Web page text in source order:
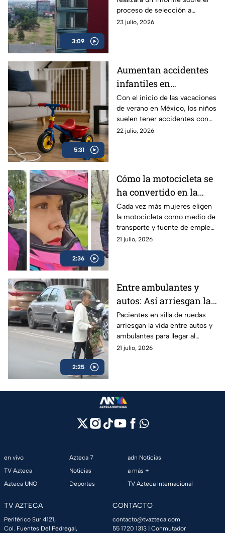
3:09
proceso de selección a
licenciatura, a fin de aclarar el
23 julio, 2026
5:31
Aumentan accidentes
infantiles en
vacaciones: hasta 84
niños se lesionan cada
hora en México | VIDEO
Con el inicio de las vacaciones
de verano en México, los niños
suelen tener accidentes con
mucha más frecuencia, ¿qué
22 julio, 2026
2:36
Cómo la motocicleta se
ha convertido en la
aliada de libertad,
empleo y seguridad
para las mujeres
Cada vez más mujeres eligen
la motocicleta como medio de
transporte y fuente de empleo,
encontrando libertad, ahorro y
21 julio, 2026
2:25
Entre ambulantes y
autos: Así arriesgan la
vida los pacientes con
movilidad limitada del
Hospital Juárez en
GAM
Pacientes en silla de ruedas
arriesgan la vida entre autos y
ambulantes para llegar al
Hospital Juárez; autoridades
21 julio, 2026
en vivo
TV Azteca
Azteca UNO
Azteca 7
Noticias
Deportes
adn Noticias
a más +
TV Azteca Internacional
TV AZTECA
Periférico Sur 4121,
Col. Fuentes Del Pedregal,
CONTACTO
contacto@tvazteca.com
55 1720 1313 | Conmutador